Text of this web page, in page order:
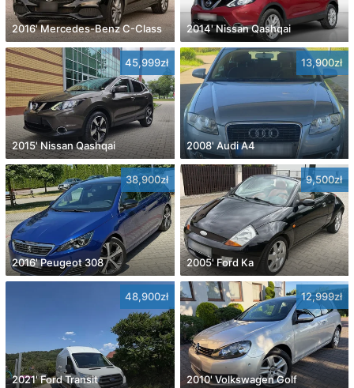
2016' Mercedes-Benz C-Class 2014' Nissan Qashqai
45,999zł
2015' Nissan Qashqai
13,900zł
2008' Audi A4
38,900zł
2016' Peugeot 308
9,500zł
2005' Ford Ka
48,900zł
2021' Ford Transit
12,999zł
2010' Volkswagen Golf